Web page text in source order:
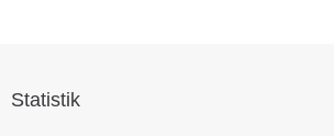
Statistik